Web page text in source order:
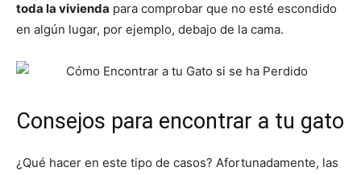
–
toda la vivienda para comprobar que no esté escondido
en algún lugar, por ejemplo, debajo de la cama.
Consejos para encontrar a tu gato
¿Qué hacer en este tipo de casos? Afortunadamente, las